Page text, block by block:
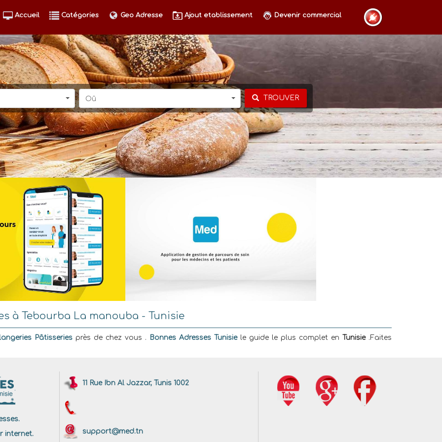
Accueil Catégories Geo Adresse Ajout etablissement Devenir commercial
Oû TROUVER
à Tebourba La manouba - Tunisie
Pâtisseries près de chez vous . Bonnes Adresses Tunisie le guide le plus complet en Tunisie.Faites
internet.
11 Rue Ibn Al Jazzar, Tunis 1002
support@med.tn